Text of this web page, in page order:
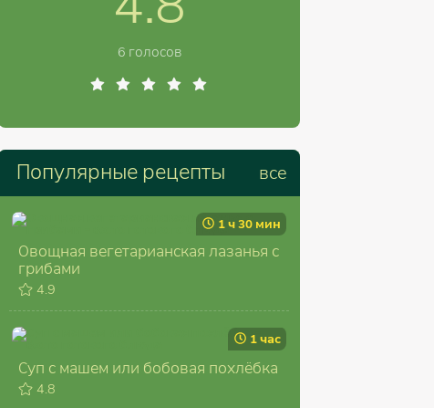
6 голосов
Популярные рецепты все
1 ч 30 мин
Овощная вегетарианская лазанья с
грибами
4.9
1 час
Суп с машем или бобовая похлёбка
4.8